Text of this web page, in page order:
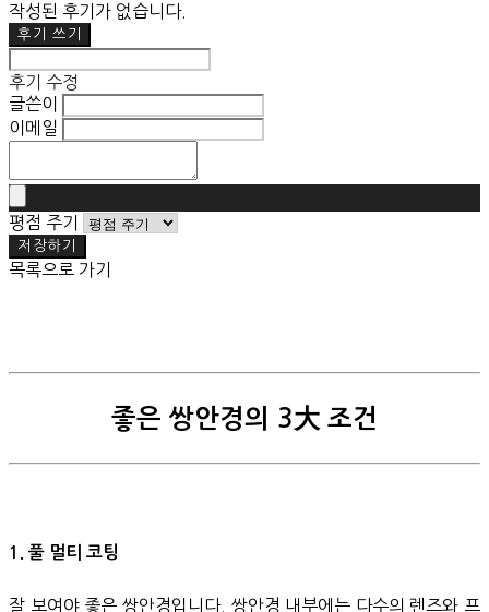
작성된 후기가 없습니다.
후기 쓰기
후기 수정
글쓴이
이메일
평점 주기
저장하기
목록으로 가기
좋은 쌍안경의 3大 조건
1. 풀 멀티 코팅
잘 보여야 좋은 쌍안경입니다. 쌍안경 내부에는 다수의 렌즈와 프